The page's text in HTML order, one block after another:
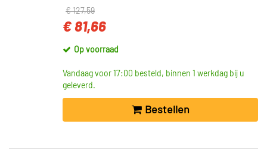
Dayco (1)
Graf (3)
VOORRAAD
Op voorraad (20)
Niet op voorraad (14)
€ 127,59
€ 81,66
Op voorraad
Vandaag voor 17:00 besteld, binnen 1 werkdag bij u
geleverd.
Bestellen